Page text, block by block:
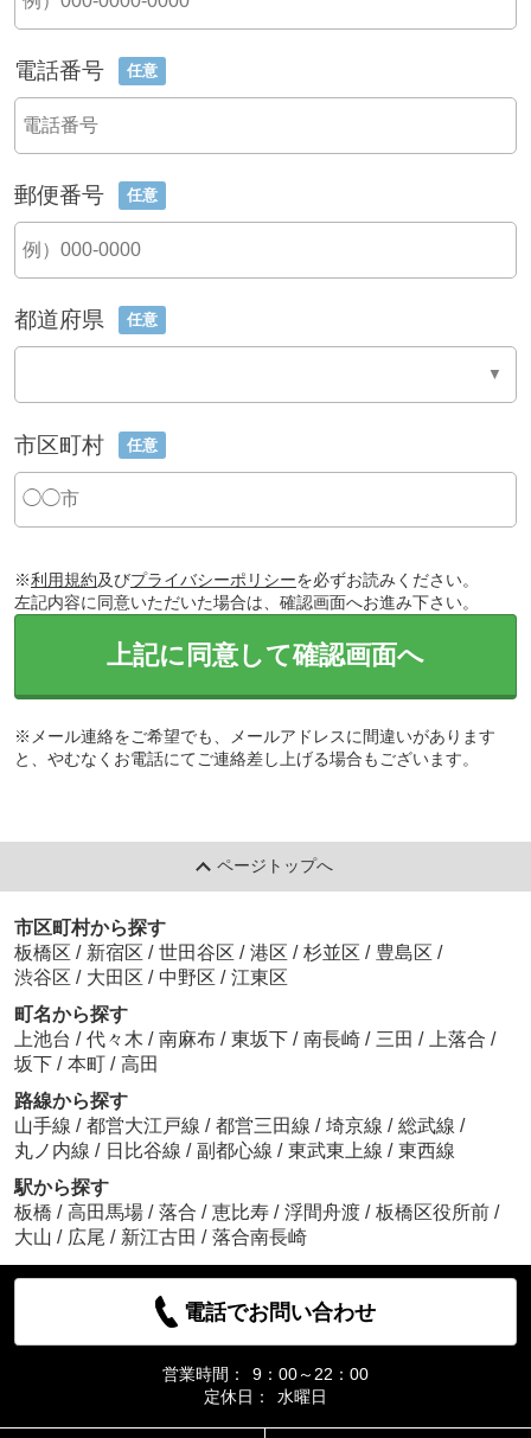
電話番号 任意
郵便番号 任意
都道府県 任意
市区町村 任意
※利用規約及びプライバシーポリシーを必ずお読みください。
左記内容に同意いただいた場合は、確認画面へお進み下さい。
上記に同意して確認画面へ
※メール連絡をご希望でも、メールアドレスに間違いがあります
と、やむなくお電話にてご連絡差し上げる場合もございます。
ページトップへ
市区町村から探す
板橋区 / 新宿区 / 世田谷区 / 港区 / 杉並区 / 豊島区 /
渋谷区 / 大田区 / 中野区 / 江東区
町名から探す
上池台 / 代々木 / 南麻布 / 東坂下 / 南長崎 / 三田 / 上落合 /
坂下 / 本町 / 高田
路線から探す
山手線 / 都営大江戸線 / 都営三田線 / 埼京線 / 総武線 /
丸ノ内線 / 日比谷線 / 副都心線 / 東武東上線 / 東西線
駅から探す
板橋 / 高田馬場 / 落合 / 恵比寿 / 浮間舟渡 / 板橋区役所前 /
大山 / 広尾 / 新江古田 / 落合南長崎
電話でお問い合わせ
営業時間：
9：00～22：00
定休日：
水曜日